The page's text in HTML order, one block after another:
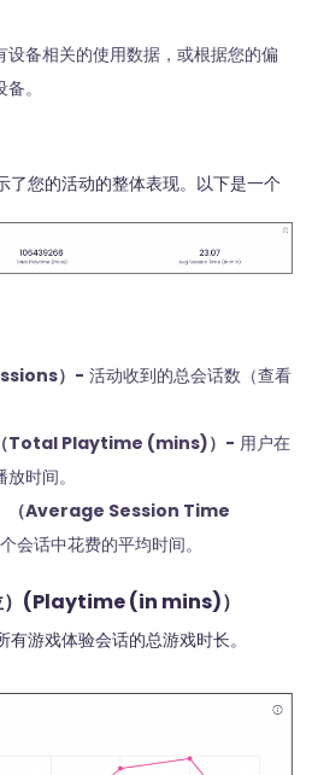
设备相关的使用数据，或根据您的偏
。
了您的活动的整体表现。以下是一个
）- 活动收到的总会话数（查看
（Total Playtime (mins)）- 用户在
时间。
（Average Session Time
会话中花费的平均时间。
）(Playtime (in mins)）
游戏体验会话的总游戏时长。